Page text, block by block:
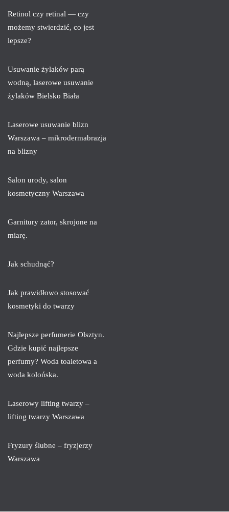
Retinol czy retinal — czy
możemy stwierdzić, co jest
lepsze?
Usuwanie żylaków parą
wodną, laserowe usuwanie
żylaków Bielsko Biała
Laserowe usuwanie blizn
Warszawa – mikrodermabrazja
na blizny
Salon urody, salon
kosmetyczny Warszawa
Garnitury zator, skrojone na
miarę.
Jak schudnąć?
Jak prawidłowo stosować
kosmetyki do twarzy
Najlepsze perfumerie Olsztyn.
Gdzie kupić najlepsze
perfumy? Woda toaletowa a
woda kolońska.
Laserowy lifting twarzy –
lifting twarzy Warszawa
Fryzury ślubne – fryzjerzy
Warszawa